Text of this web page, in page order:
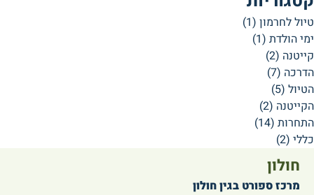
טיול לחרמון (1)
ימי הולדת (1)
קייטנה (2)
הדרכה (7)
הטיול (5)
הקייטנה (2)
התחרות (14)
כללי (2)
חולון
מרכז ספורט בגין חולון